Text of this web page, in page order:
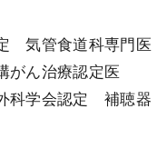
気管食道科専門医
がん治療認定医
科学会認定 補聴器